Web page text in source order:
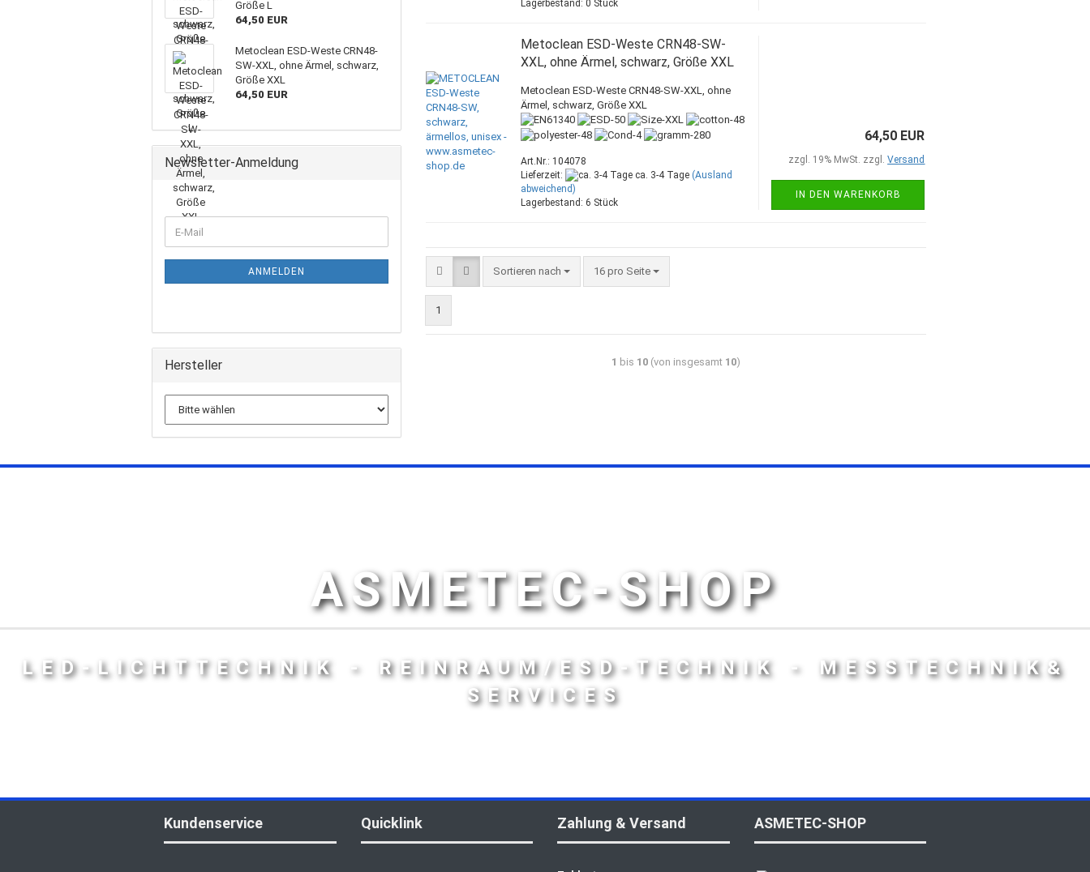
Lagerbestand: 0 Stück
Metoclean ESD-Weste CRN48-SW-
XXL, ohne Ärmel, schwarz, Größe XXL
Metoclean ESD-Weste CRN48-SW-XXL, ohne
Ärmel, schwarz, Größe XXL
Art.Nr.: 104078
Lieferzeit:
ca. 3-4 Tage (Ausland
abweichend)
Lagerbestand: 6 Stück
64,50 EUR
zzgl. 19% MwSt. zzgl.Versand
IN DEN WARENKORB
Sortieren nach 16 pro Seite
1
1 bis 10 (von insgesamt 10)
Größe L
64,50 EUR
Metoclean ESD-Weste CRN48-
SW-XXL, ohne Ärmel, schwarz,
Größe XXL
64,50 EUR
Newsletter-Anmeldung
ANMELDEN
Hersteller
ASMETEC-SHOP
LED-LICHTTECHNIK - REINRAUM/ESD-TECHNIK - MESSTECHNIK&
SERVICES
Kundenservice Quicklink Zahlung & Versand ASMETEC-SHOP